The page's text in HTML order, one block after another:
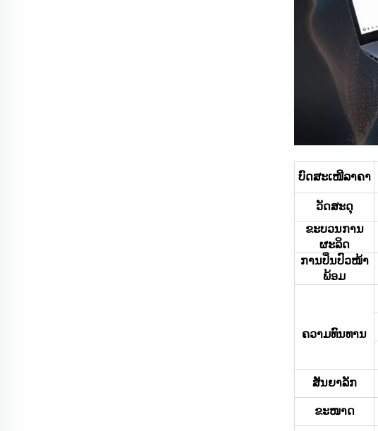
ບົດສະເໜີລາຄາ
ວັດສະດຸ
ຂະບວນການ
ຜະລິດ
ການປິ່ນປົວໜ້າ
ພ້ອມ
ຄວາມທົນທານ
ສັນຍາລັກ
ຂະໜາດ